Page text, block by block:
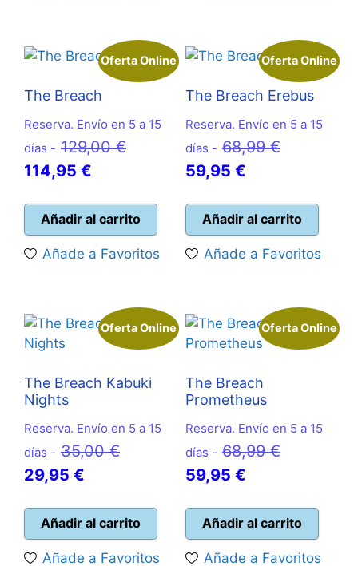
Oferta Online
The Breach
Reserva. Envío en 5 a 15
días - 129,00€El
era:
129,00 €.
114,95 €
actual
es:
114,95 €.
Añadir al carrito
Añade a Favoritos
Oferta Online
The Breach Erebus
Reserva. Envío en 5 a 15
días - 68,99€El
era:
68,99 €.
59,95 €El
actual
es:
59,95 €.
Añadir al carrito
Añade a Favoritos
Oferta Online
The Breach Kabuki
Nights
Reserva. Envío en 5 a 15
días - 35,00€El
era:
35,00 €.
29,95 €
actual
es:
Añadir al carrito
Añade a Favoritos
Oferta Online
The Breach
Prometheus
Reserva. Envío en 5 a 15
días - 68,99€El
era:
68,99 €.
59,95 €El
actual
es:
Añadir al carrito
Añade a Favoritos